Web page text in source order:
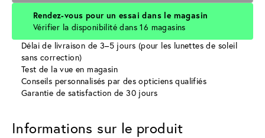
Rendez-vous pour un essai dans le magasin
Vérifier la disponibilité dans 16 magasins
Délai de livraison de 3–5 jours (pour les lunettes de soleil
sans correction)
Test de la vue en magasin
Conseils personnalisés par des opticiens qualifiés
Garantie de satisfaction de 30 jours
Informations sur le produit